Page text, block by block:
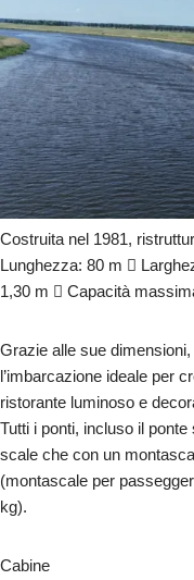
Costruita nel 1981,
Lunghezza: 80 m 
1,30 m  Capacità
Grazie alle sue
l’imbarcazione ideale per
ristorante luminoso e
Tutti i ponti, incluso il
scale che con un
(montascale per
kg).
Cabine